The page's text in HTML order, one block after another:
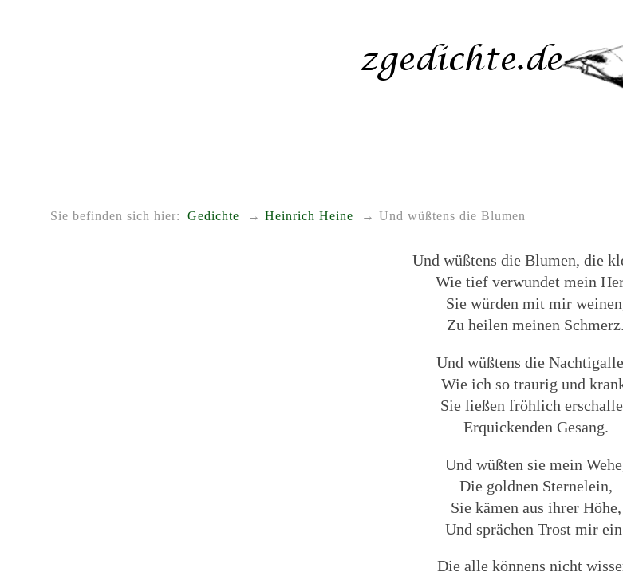
Sie befinden sich hier: Gedichte Heinrich Heine Und wüßtens die Blumen
Und wüßtens die Blumen, die
Wie tief verwundet mein
Sie würden mit mir
Zu heilen meinen Schmerz.
Und wüßtens die
Wie ich so traurig und
Sie ließen fröhlich
Erquickenden Gesang.
Und wüßten sie mein
Die goldnen Sternelein,
Sie kämen aus ihrer Höhe,
Und sprächen Trost mir
Die alle könnens nicht